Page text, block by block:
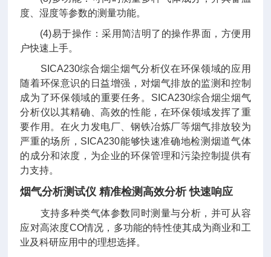
度、湿度等参数的测量功能。
(4)易于操作：采用简洁明了的操作界面，方便用
户快速上手。
SICA230综合烟尘烟气分析仪在环保领域的应用
随着环保意识的日益增强，对烟气排放的监测和控制
成为了环保领域的重要任务。SICA230综合烟尘烟气
分析仪以其精确、高效的性能，在环保领域发挥了重
要作用。在火力发电厂、钢铁冶炼厂等烟气排放较为
严重的场所，SICA230能够快速准确地检测烟道气体
的成分和浓度，为企业的环保管理和污染控制提供有
力支持。
烟气分析测试仪 精准检测高效分析 快速响应
支持多种类气体参数同时测量与分析，并可从容
应对高浓度CO情况，多功能的特性使其成为商业和工
业及科研应用中的理想选择。